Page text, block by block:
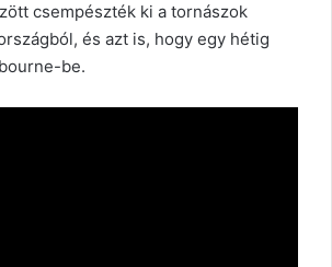
csempészték ki a tornászok
és azt is, hogy egy hétig
be.